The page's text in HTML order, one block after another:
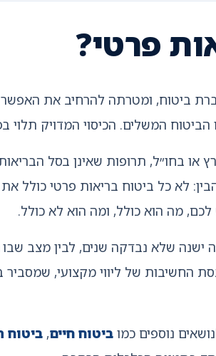
פרטי?
ביטוח, ומטרתה להרחיב את
המשלים. הכיסוי המדויק
או בחו״ל, תרופות שאינן בסל
לא כל ביטוח בריאות פרטי
מה הוא כולל, ומה הוא לא כולל.
ישנה שלא נבדקה שנים, לבין מצב
החשיבות של ליווי מקצועי,
נוספים כמו ביטוח חיים, ביטוח